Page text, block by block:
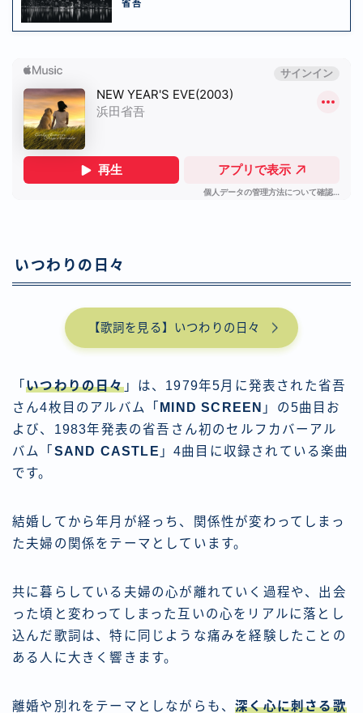
省吾
いつわりの日々
【歌詞を見る】いつわりの日々
「いつわりの日々」は、1979年5月に発表された省吾
さん4枚目のアルバム「 MIND SCREEN 」の5曲目お
よび、1983年発表の省吾さん初のセルフカバーアル
バム「 SAND CASTLE 」4曲目に収録されている楽曲
です。
結婚してから年月が経っち、関係性が変わってしまっ
た夫婦の関係をテーマとしています。
共に暮らしている夫婦の心が離れていく過程や、出会
った頃と変わってしまった互いの心をリアルに落とし
込んだ歌詞は、特に同じような痛みを経験したことの
ある人に大きく響きます。
離婚や別れをテーマとしながらも、深く心に刺さる歌